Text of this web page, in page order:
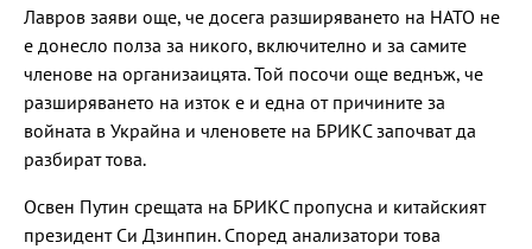
Лавров заяви още, че досега разширяването на НАТО не
е донесло полза за никого, включително и за самите
членове на организаицята. Той посочи още веднъж, че
разширяването на изток е и една от причините за
войната в Украйна и членовете на БРИКС започват да
разбират това.
Освен Путин срещата на БРИКС пропусна и китайският
президент Си Дзинпин. Според анализатори това